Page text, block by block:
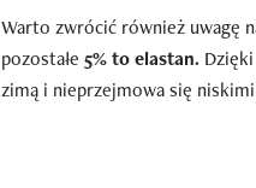
Warto zwrócić również uwagę
pozostałe 5% to elastan.
zimą i nieprzejmowa się